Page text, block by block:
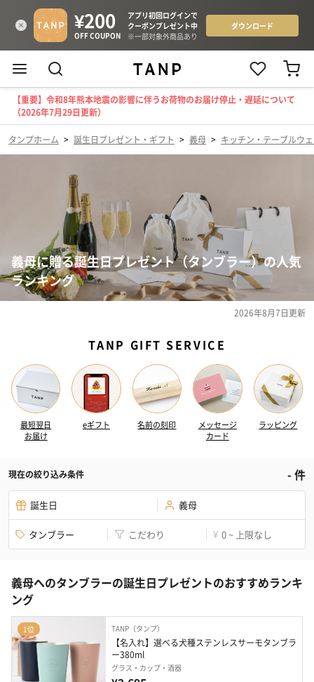
【重要】令和8年熊本地震の影響に伴うお荷物のお届け停止・遅延について
（2026年7月29日更新）
タンプホーム > 誕生日プレゼント・ギフト > 義母 > キッチン・テーブルウ
義母に贈る誕生日プレゼント（タンブラー）の人気
ランキング
2026年8月7日更新
TANP GIFT SERVICE
最短翌日
お届け
eギフト 名前の刻印
メッセージ
カード
ラッピング
現在の絞り込み条件 -件
誕生日 義母
タンブラー こだわり ¥ 0 ~ 上限なし
義母へのタンブラーの誕生日プレゼントのおすすめランキ
ング
1位 TANP（タンプ）
【名入れ】選べる犬種ステンレスサーモタンブラ
ー380ml
グラス・カップ・酒器